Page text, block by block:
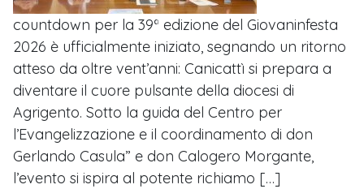
countdown per la 39ª edizione del Giovaninfesta
2026 è ufficialmente iniziato, segnando un ritorno
atteso da oltre vent’anni: Canicattì si prepara a
diventare il cuore pulsante della diocesi di
Agrigento. Sotto la guida del Centro per
l’Evangelizzazione e il coordinamento di don
Gerlando Casula” e don Calogero Morgante,
l’evento si ispira al potente richiamo […]